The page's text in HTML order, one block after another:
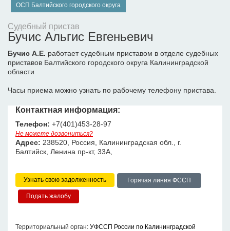
ОСП Балтийского городского округа
Судебный пристав
Бучис Альгис Евгеньевич
Бучис А.Е. работает судебным приставом в отделе судебных
приставов Балтийского городского округа Калининградской
области
Часы приема можно узнать по рабочему телефону пристава.
Контактная информация:
Телефон: +7(401)453-28-97
Не можете дозвониться?
Адрес: 238520, Россия, Калининградская обл., г.
Балтийск, Ленина пр-кт, 33А,
Узнать свою задолженность Горячая линия ФССП
Территориальный орган: УФССП России по Калининградской